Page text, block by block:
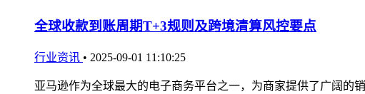
全球收款到账周期T+3规则及跨境清算风控要点
行业资讯 • 2025-09-01 11:10:25
亚马逊作为全球最大的电子商务平台之一，为商家提供了广阔的